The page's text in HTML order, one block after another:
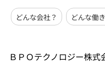
どんな会社？ どんな働
ＢＰＯテクノロジー株